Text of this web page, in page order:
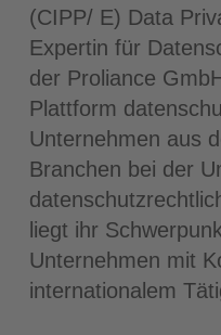
(CIPP/ E) Data
Expertin für
der Proliance
Plattform
Unternehmen aus
Branchen bei der
liegt ihr
Unternehmen mit
internationalem